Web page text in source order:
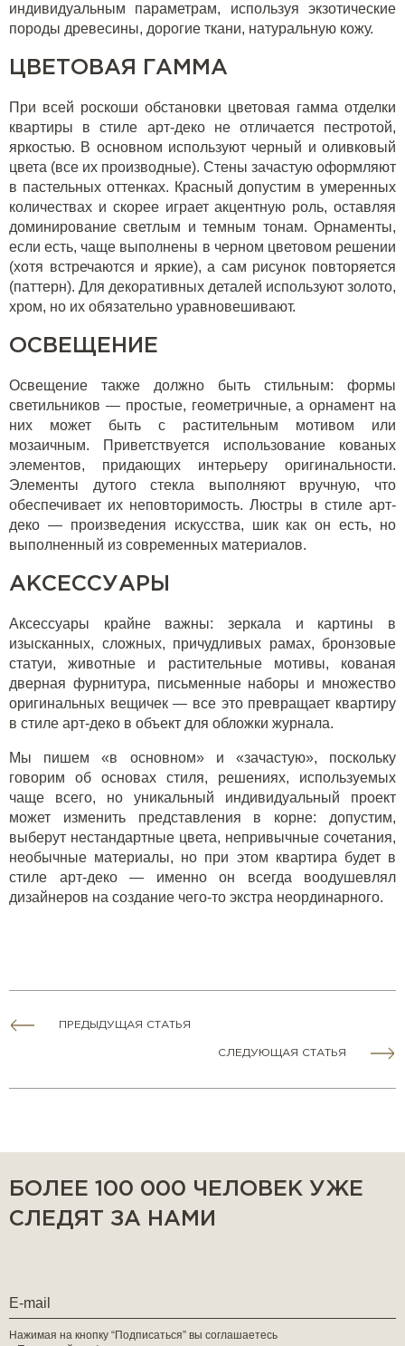
индивидуальным параметрам, используя экзотические
породы древесины, дорогие ткани, натуральную кожу.
ЦВЕТОВАЯ ГАММА
При всей роскоши обстановки цветовая гамма отделки
квартиры в стиле арт-деко не отличается пестротой,
яркостью. В основном используют черный и оливковый
цвета (все их производные). Стены зачастую оформляют
в пастельных оттенках. Красный допустим в умеренных
количествах и скорее играет акцентную роль, оставляя
доминирование светлым и темным тонам. Орнаменты,
если есть, чаще выполнены в черном цветовом решении
(хотя встречаются и яркие), а сам рисунок повторяется
(паттерн). Для декоративных деталей используют золото,
хром, но их обязательно уравновешивают.
ОСВЕЩЕНИЕ
Освещение также должно быть стильным: формы
светильников — простые, геометричные, а орнамент на
них может быть с растительным мотивом или
мозаичным. Приветствуется использование кованых
элементов, придающих интерьеру оригинальности.
Элементы дутого стекла выполняют вручную, что
обеспечивает их неповторимость. Люстры в стиле арт-
деко — произведения искусства, шик как он есть, но
выполненный из современных материалов.
АКСЕССУАРЫ
Аксессуары крайне важны: зеркала и картины в
изысканных, сложных, причудливых рамах, бронзовые
статуи, животные и растительные мотивы, кованая
дверная фурнитура, письменные наборы и множество
оригинальных вещичек — все это превращает квартиру
в стиле арт-деко в объект для обложки журнала.
Мы пишем «в основном» и «зачастую», поскольку
говорим об основах стиля, решениях, используемых
чаще всего, но уникальный индивидуальный проект
может изменить представления в корне: допустим,
выберут нестандартные цвета, непривычные сочетания,
необычные материалы, но при этом квартира будет в
стиле арт-деко — именно он всегда воодушевлял
дизайнеров на создание чего-то экстра неординарного.
ПРЕДЫДУЩАЯ СТАТЬЯ
СЛЕДУЮЩАЯ СТАТЬЯ
БОЛЕЕ 100 000 ЧЕЛОВЕК УЖЕ
СЛЕДЯТ ЗА НАМИ
Нажимая на кнопку “Подписаться” вы соглашаетесь